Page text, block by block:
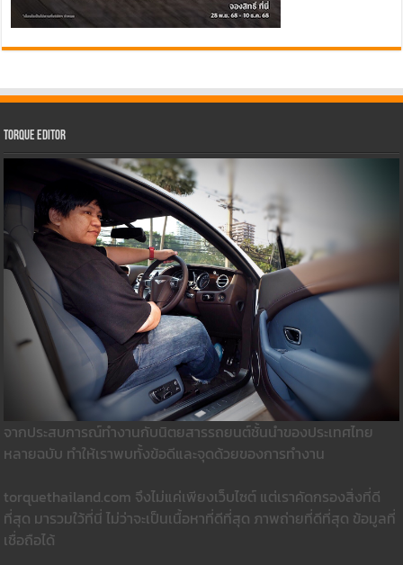
Torque Editor
จากประสบการณ์ทำงานกับนิตยสารรถยนต์ชั้นนำของประเทศไทย
หลายฉบับ ทำให้เราพบทั้งข้อดีและจุดด้วยของการทำงาน
torquethailand.com จึงไม่แค่เพียงเว็บไซต์ แต่เราคัดกรองสิ่งที่ดี
ที่สุด มารวมใว้ที่นี่ ไม่ว่าจะเป็นเนื้อหาที่ดีที่สุด ภาพถ่ายที่ดีที่สุด ข้อมูลที่
เชื่อถือได้